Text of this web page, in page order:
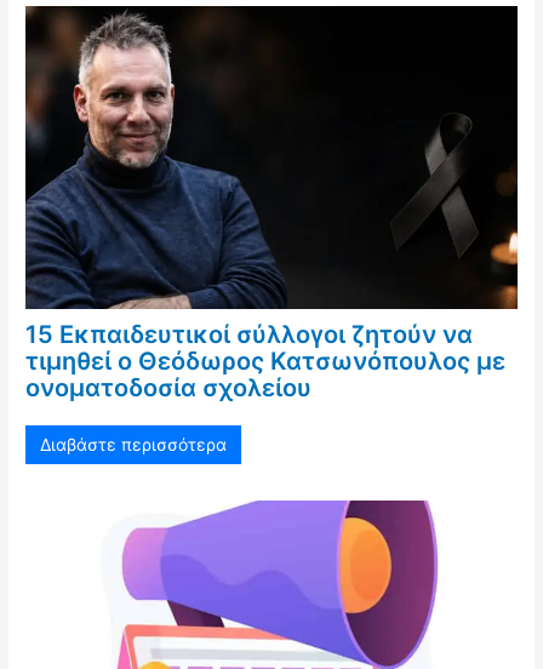
15 Εκπαιδευτικοί σύλλογοι ζητούν να
τιμηθεί ο Θεόδωρος Κατσωνόπουλος με
ονοματοδοσία σχολείου
Διαβάστε περισσότερα